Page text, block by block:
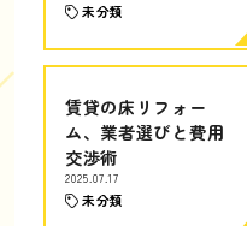
未分類
賃貸の床リフォー
ム、業者選びと費用
交渉術
2025.07.17
未分類